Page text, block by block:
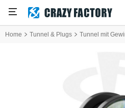
Home Tunnel & Plugs Tunnel mit